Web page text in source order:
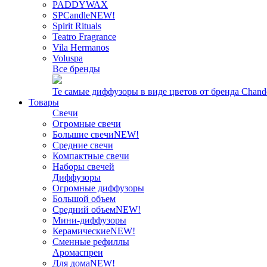
PADDYWAX
SPCandleNEW!
Spirit Rituals
Teatro Fragrance
Vila Hermanos
Voluspa
Все бренды
Те самые диффузоры в виде цветов от бренда
Товары
Свечи
Огромные свечи
Большие свечиNEW!
Средние свечи
Компактные свечи
Наборы свечей
Диффузоры
Огромные диффузоры
Большой объем
Средний объемNEW!
Мини-диффузоры
КерамическиеNEW!
Сменные рефиллы
Аромаспреи
Для домаNEW!